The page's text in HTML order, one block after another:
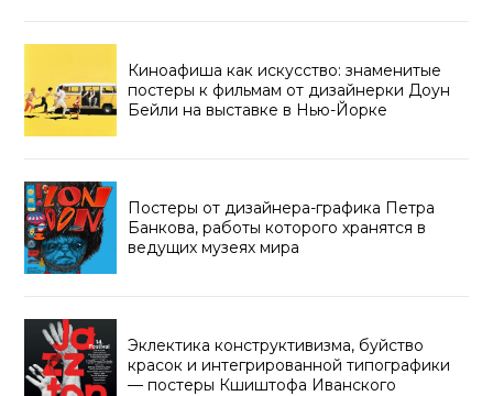
Киноафиша как искусство: знаменитые
постеры к фильмам от дизайнерки Доун
Бейли на выставке в Нью-Йорке
Постеры от дизайнера-графика Петра
Банкова, работы которого хранятся в
ведущих музеях мира
Эклектика конструктивизма, буйство
красок и интегрированной типографики
— постеры Кшиштофа Иванского